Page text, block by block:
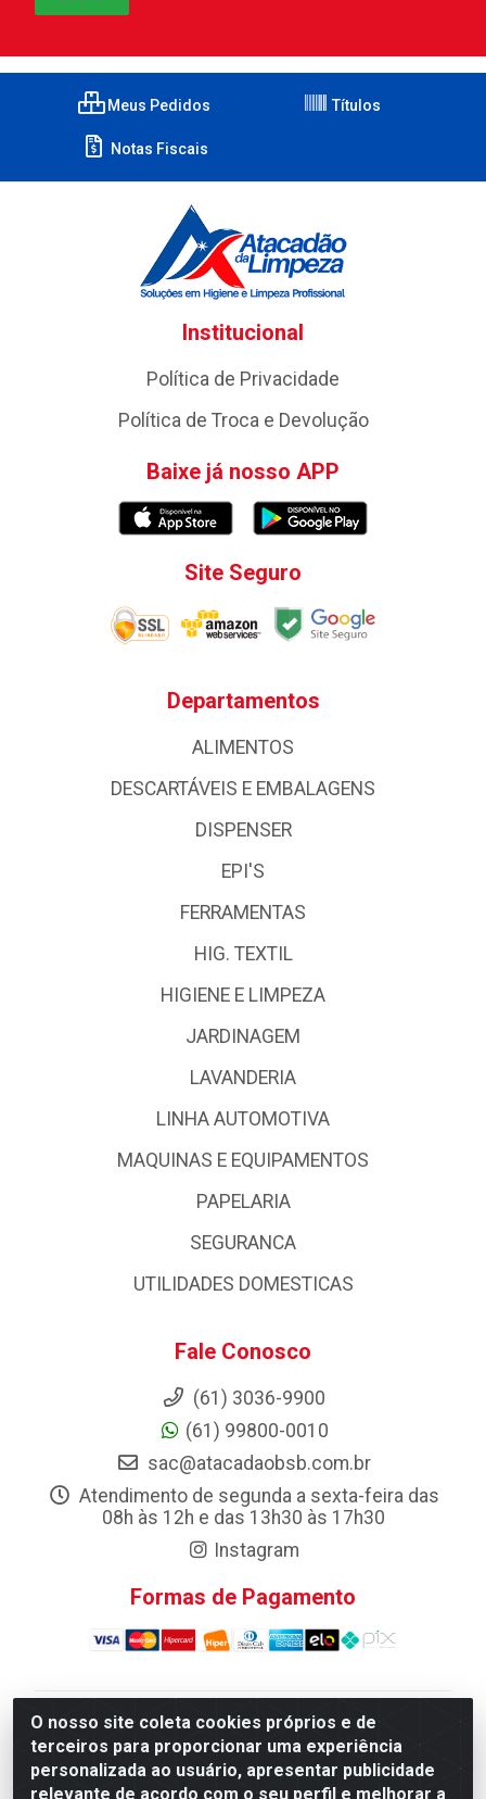
O nosso site coleta cookies próprios e de
terceiros para proporcionar uma experiência
personalizada ao usuário, apresentar publicidade
relevante de acordo com o seu perfil e melhorar a
Meus Pedidos Títulos
Notas Fiscais
Institucional
Política de Privacidade
Política de Troca e Devolução
Baixe já nosso APP
Site Seguro
Departamentos
ALIMENTOS
DESCARTÁVEIS E EMBALAGENS
DISPENSER
EPI'S
FERRAMENTAS
HIG. TEXTIL
HIGIENE E LIMPEZA
JARDINAGEM
LAVANDERIA
LINHA AUTOMOTIVA
MAQUINAS E EQUIPAMENTOS
PAPELARIA
SEGURANCA
UTILIDADES DOMESTICAS
Fale Conosco
(61) 3036-9900
(61) 99800-0010
sac@atacadaobsb.com.br
Atendimento de segunda a sexta-feira das
08h às 12h e das 13h30 às 17h30
Instagram
Formas de Pagamento
Atacadao da Limpeza F. Pereira Queiroz Comercio e
Distribuicao LTDA - Quadra Qi 10 Lotes 39 e, 41 - Setor
Industrial (Taguatinga), Brasília/DF - CEP 72.135-100 -
CNPJ 13.184.675/0001-80